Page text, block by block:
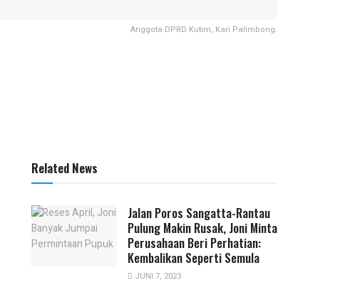
Anggota DPRD Kutim, Kari Palimbong.
Related News
Jalan Poros Sangatta-Rantau
Pulung Makin Rusak, Joni Minta
Perusahaan Beri Perhatian:
Kembalikan Seperti Semula
JUNI 7, 2023